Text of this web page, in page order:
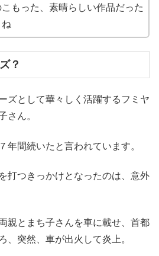
もった、素晴らしい作品だった
？
ズとして華々しく活躍するフミヤ
さん。
年間続いたと言われています。
打つきっかけとなったのは、意外
親とまち子さんを車に載せ、首都
、突然、車が出火して炎上。